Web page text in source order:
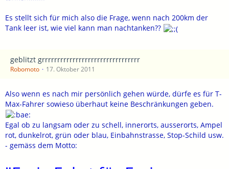
Es stellt sich für mich also die Frage, wenn nach 200km der
Tank leer ist, wie viel kann man nachtanken??
geblitzt grrrrrrrrrrrrrrrrrrrrrrrrrrrrrrrr
Robomoto 17. Oktober 2011
Also wenn es nach mir persönlich gehen würde, dürfe es für T-
Max-Fahrer sowieso überhaut keine Beschränkungen geben.
Egal ob zu langsam oder zu schell, innerorts, ausserorts, Ampel
rot, dunkelrot, grün oder blau, Einbahnstrasse, Stop-Schild usw.
- gemäss dem Motto: